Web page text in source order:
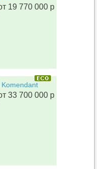
19 770 000 р
33 700 000 р